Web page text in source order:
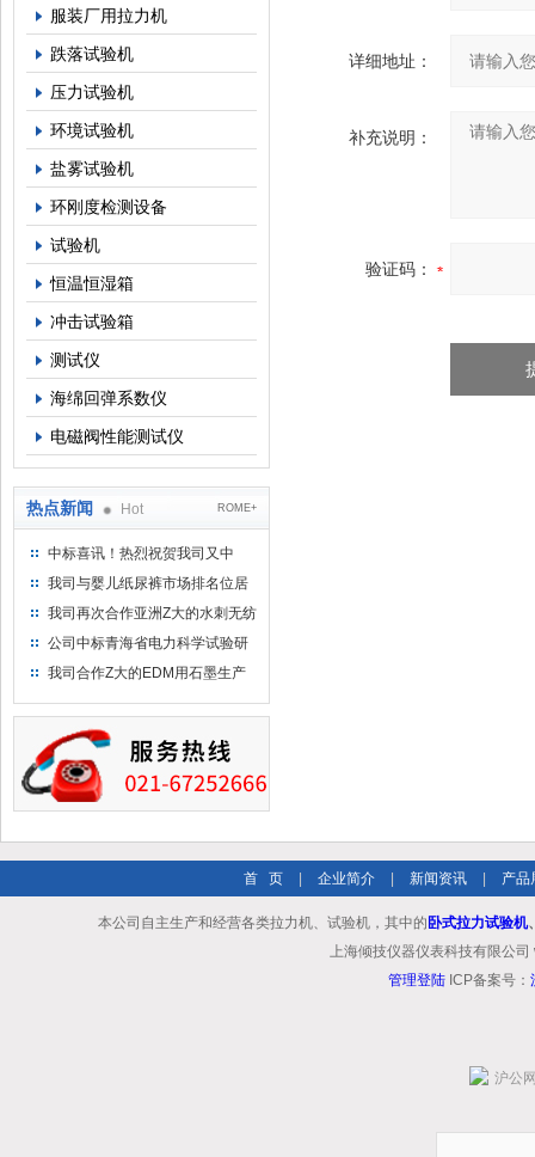
服装厂用拉力机
跌落试验机
压力试验机
环境试验机
盐雾试验机
环刚度检测设备
试验机
恒温恒湿箱
冲击试验箱
测试仪
海绵回弹系数仪
电磁阀性能测试仪
热点新闻 Hot ROME+
中标喜讯！热烈祝贺我司又中
标！
我司与婴儿纸尿裤市场排名位居
名的全日美实业合作成功！
我司再次合作亚洲Z大的水刺无纺
布供应商-南六企业！
公司中标青海省电力科学试验研
究院！
我司合作Z大的EDM用石墨生产
详细地址：
补充说明：
验证码：
首 页 企业简介 新闻资讯 产品
本公司自主生产和经营各类拉力机、试验机，其中的 卧式拉力试验机
上海倾技仪器仪表科技有限公
管理登陆 ICP备案号：
沪公